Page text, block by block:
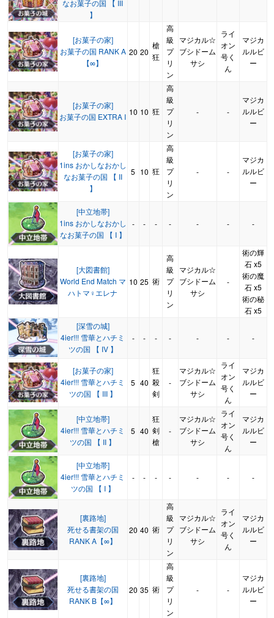
なお菓子の国 【 III
】
[お菓子の家]
お菓子の国 RANK A
【∞】
20 20
槍
狂
高
級
プ
リ
ン
マジカル☆
ブシドーム
サシ
ライ
オン
号く
ん
マジカ
ルルビ
ー
[お菓子の家]
お菓子の国 EXTRA I 10 10 狂
高
級
プ
リ
ン
- -
マジカ
ルルビ
ー
[お菓子の家]
1ins おかしなおかし
なお菓子の国 【 II
】
5 10 狂
高
級
プ
リ
ン
- -
マジカ
ルルビ
ー
[中立地帯]
1ins おかしなおかし
なお菓子の国 【 I 】
- - - - - - -
[大図書館]
World End Match マ
ハトマ♀エレナ
10 25 術
高
級
プ
リ
ン
マジカル☆
ブシドーム
サシ
-
術の輝
石 x5
術の魔
石 x5
術の秘
石 x5
[深雪の城]
4ier!!! 雪華とハチミ
ツの国 【 IV 】
- - - - - - -
[お菓子の家]
4ier!!! 雪華とハチミ
ツの国 【 III 】
5 40
狂
殺
剣
-
マジカル☆
ブシドーム
サシ
ライ
オン
号く
ん
マジカ
ルルビ
ー
[中立地帯]
4ier!!! 雪華とハチミ
ツの国 【 II 】
5 40
狂
剣
槍
-
マジカル☆
ブシドーム
サシ
ライ
オン
号く
ん
マジカ
ルルビ
ー
[中立地帯]
4ier!!! 雪華とハチミ
ツの国 【 I 】
- - - - - - -
[裏路地]
死せる書架の国
RANK A【∞】
20 40 術
高
級
プ
リ
ン
マジカル☆
ブシドーム
サシ
ライ
オン
号く
ん
マジカ
ルルビ
ー
[裏路地]
死せる書架の国
RANK B【∞】
20 35 術
高
級
プ
リ
ン
- -
マジカ
ルルビ
ー